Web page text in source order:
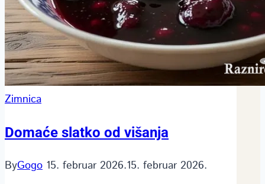
Zimnica
Domaće slatko od višanja
ByGogo 15. februar 2026.15. februar 2026.